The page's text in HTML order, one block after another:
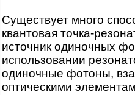
Существует много
квантовая точка-­
источник одиночных
использовании
одиночные фотоны,
оптическими